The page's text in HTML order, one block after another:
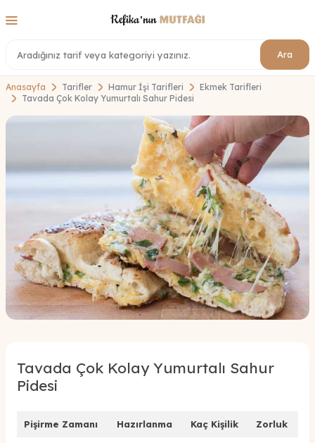
Ara
Anasayfa Tarifler Hamur İşi Tarifleri
Ekmek Tarifleri
Tavada Çok Kolay Yumurtalı Sahur Pidesi
Tavada Çok Kolay Yumurtalı Sahur
Pidesi
Pişirme Zamanı Hazırlanma Kaç Kişilik Zorluk